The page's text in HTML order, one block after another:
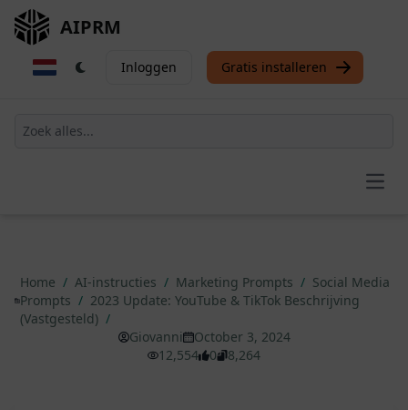
AIPRM
Inloggen Gratis installeren
Home / AI-instructies / Marketing Prompts / Social Media
Prompts / 2023 Update: YouTube & TikTok Beschrijving
(Vastgesteld) /
Giovanni
October 3, 2024
12,554
0 8,264